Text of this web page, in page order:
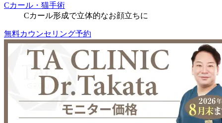
Cカール・猫手術
Cカール形成で立体的なお顔立ちに
無料カウンセリング予約